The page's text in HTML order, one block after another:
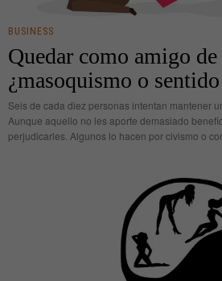
BUSINESS
Quedar como amigo
¿masoquismo o
Seis de cada diez personas intentan mantener
Aunque aquello no les aporte demasiado
perjudicarles. Algunos lo hacen por civismo o